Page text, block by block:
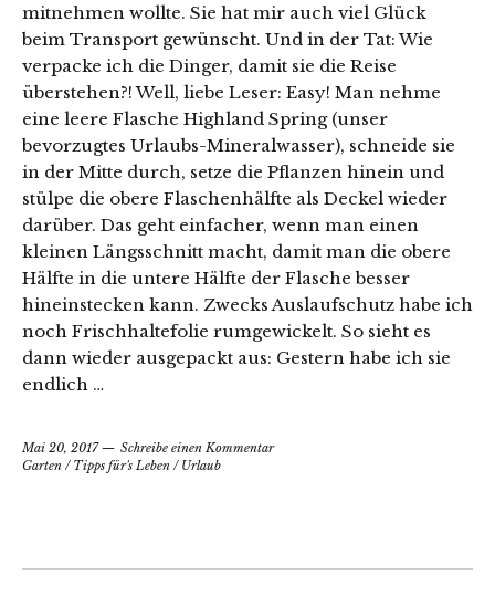
mitnehmen wollte. Sie hat mir auch viel Glück
beim Transport gewünscht. Und in der Tat: Wie
verpacke ich die Dinger, damit sie die Reise
überstehen?! Well, liebe Leser: Easy! Man nehme
eine leere Flasche Highland Spring (unser
bevorzugtes Urlaubs-Mineralwasser), schneide sie
in der Mitte durch, setze die Pflanzen hinein und
stülpe die obere Flaschenhälfte als Deckel wieder
darüber. Das geht einfacher, wenn man einen
kleinen Längsschnitt macht, damit man die obere
Hälfte in die untere Hälfte der Flasche besser
hineinstecken kann. Zwecks Auslaufschutz habe ich
noch Frischhaltefolie rumgewickelt. So sieht es
dann wieder ausgepackt aus: Gestern habe ich sie
endlich …
Mai 20, 2017
Schreibe einen Kommentar
Garten / Tipps für's Leben / Urlaub